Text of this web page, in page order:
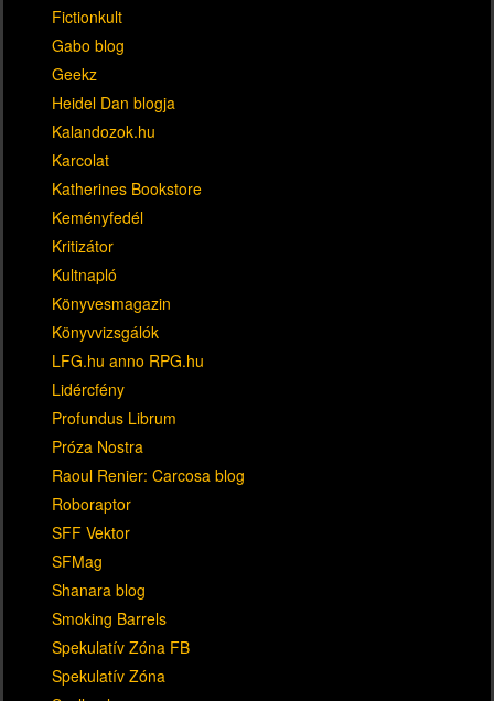
Fictionkult
Gabo blog
Geekz
Heidel Dan blogja
Kalandozok.hu
Karcolat
Katherines Bookstore
Keményfedél
Kritizátor
Kultnapló
Könyvesmagazin
Könyvvizsgálók
LFG.hu anno RPG.hu
Lidércfény
Profundus Librum
Próza Nostra
Raoul Renier: Carcosa blog
Roboraptor
SFF Vektor
SFMag
Shanara blog
Smoking Barrels
Spekulatív Zóna FB
Spekulatív Zóna